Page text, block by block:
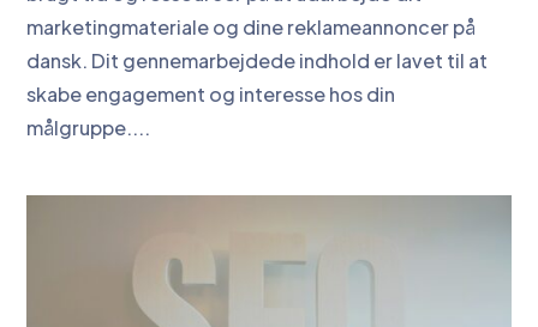
marketingmateriale og dine reklameannoncer på
dansk. Dit gennemarbejdede indhold er lavet til at
skabe engagement og interesse hos din
målgruppe....